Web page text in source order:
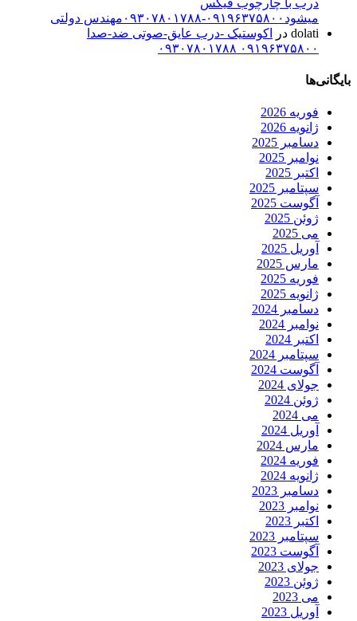
میشود۰۹۱۹۶۳۷۵۸۰۰-۰۹۳۰۷۸۰۱۷۸۸مهندس دولتی
dolati در
اکوستیک -درب عایق-صوتی ضد-صدا
۰۹۱۹۶۳۷۵۸۰۰ ۰۹۳۰۷۸۰۱۷۸۸
بایگانی‌ها
فوریه 2026
ژانویه 2026
دسامبر 2025
نوامبر 2025
اکتبر 2025
سپتامبر 2025
آگوست 2025
ژوئن 2025
می 2025
آوریل 2025
مارس 2025
فوریه 2025
ژانویه 2025
دسامبر 2024
نوامبر 2024
اکتبر 2024
سپتامبر 2024
آگوست 2024
جولای 2024
ژوئن 2024
می 2024
آوریل 2024
مارس 2024
فوریه 2024
ژانویه 2024
دسامبر 2023
نوامبر 2023
اکتبر 2023
سپتامبر 2023
آگوست 2023
جولای 2023
ژوئن 2023
می 2023
آوریل 2023